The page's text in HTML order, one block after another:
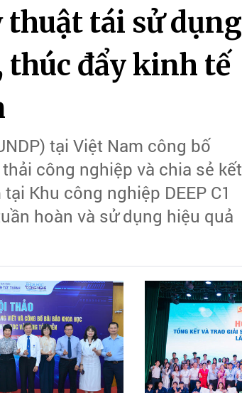
thuật tái sử dụng
thúc đẩy kinh tế
tại Việt Nam công bố
công nghiệp và chia sẻ kết
Khu công nghiệp DEEP C1
hoàn và sử dụng hiệu quả